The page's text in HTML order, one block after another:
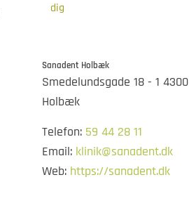
dig
Sanadent Holbæk
Smedelundsgade 18 - 1 4300
Holbæk
Telefon: 59 44 28 11
Email: klinik@sanadent.dk
Web: https://sanadent.dk